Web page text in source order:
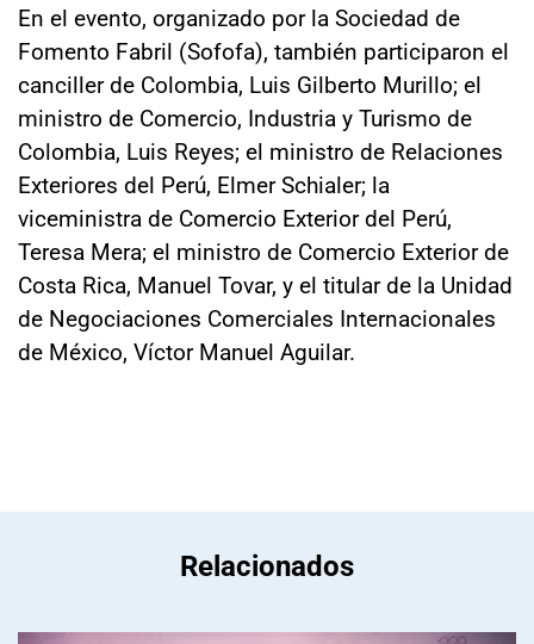
En el evento, organizado por la Sociedad de
Fomento Fabril (Sofofa), también participaron el
canciller de Colombia, Luis Gilberto Murillo; el
ministro de Comercio, Industria y Turismo de
Colombia, Luis Reyes; el ministro de Relaciones
Exteriores del Perú, Elmer Schialer; la
viceministra de Comercio Exterior del Perú,
Teresa Mera; el ministro de Comercio Exterior de
Costa Rica, Manuel Tovar, y el titular de la Unidad
de Negociaciones Comerciales Internacionales
de México, Víctor Manuel Aguilar.
Relacionados